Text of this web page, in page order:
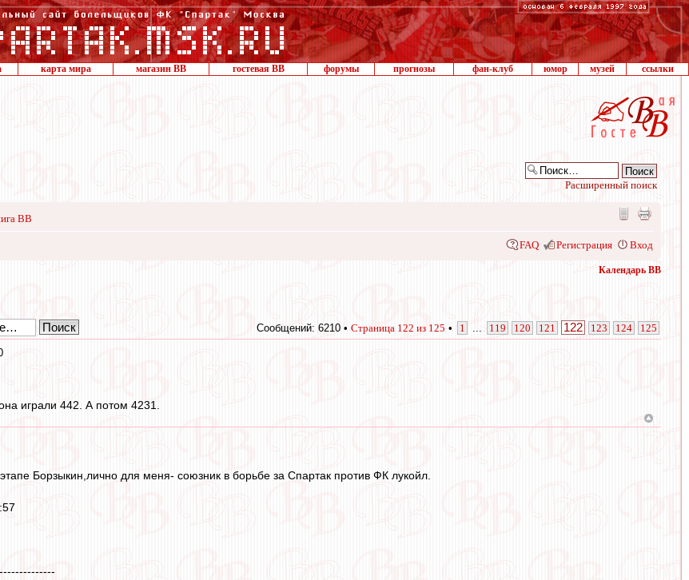
карта мира магазин ВВ гостевая ВВ форумы прогнозы фан-клуб юмор музей ссылки
Расширенный поиск
ВВ
FAQ Регистрация Вход
Календарь ВВ
Сообщений: 6210 • Страница 122 из 125 • 1 119 120 121 122 123 124 125
играли 442. А потом 4231.
Борзыкин,лично для меня- союзник в борьбе за Спартак против ФК лукойл.